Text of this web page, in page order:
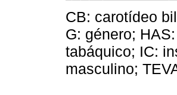
CB: carotídeo
G: género;
tabáquico; IC:
masculino;